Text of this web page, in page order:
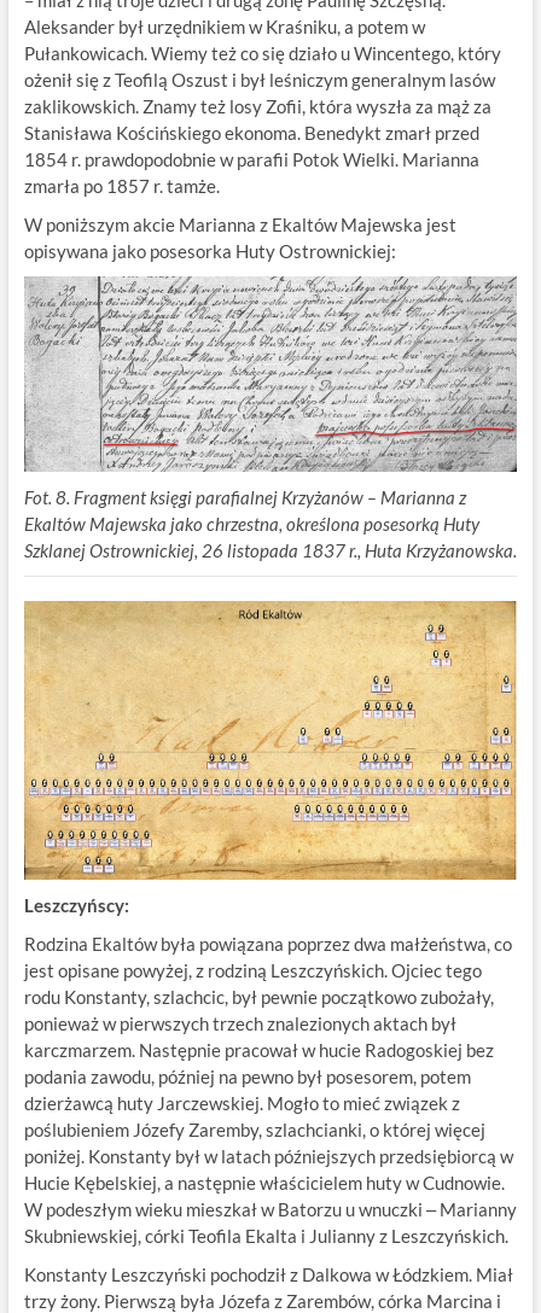
Aleksander był urzędnikiem w Kraśniku, a potem w
Pułankowicach. Wiemy też co się działo u Wincentego, który
ożenił się z Teofilą Oszust i był leśniczym generalnym lasów
zaklikowskich. Znamy też losy Zofii, która wyszła za mąż za
Stanisława Kościńskiego ekonoma. Benedykt zmarł przed
1854 r. prawdopodobnie w parafii Potok Wielki. Marianna
zmarła po 1857 r. tamże.
W poniższym akcie Marianna z Ekaltów Majewska jest
opisywana jako posesorka Huty Ostrownickiej:
Fot. 8. Fragment księgi parafialnej Krzyżanów – Marianna z
Ekaltów Majewska jako chrzestna, określona posesorką Huty
Szklanej Ostrownickiej, 26 listopada 1837 r., Huta Krzyżanowska.
Leszczyńscy:
Rodzina Ekaltów była powiązana poprzez dwa małżeństwa, co
jest opisane powyżej, z rodziną Leszczyńskich. Ojciec tego
rodu Konstanty, szlachcic, był pewnie początkowo zubożały,
ponieważ w pierwszych trzech znalezionych aktach był
karczmarzem. Następnie pracował w hucie Radogoskiej bez
podania zawodu, później na pewno był posesorem, potem
dzierżawcą huty Jarczewskiej. Mogło to mieć związek z
poślubieniem Józefy Zaremby, szlachcianki, o której więcej
poniżej. Konstanty był w latach późniejszych przedsiębiorcą w
Hucie Kębelskiej, a następnie właścicielem huty w Cudnowie.
W podeszłym wieku mieszkał w Batorzu u wnuczki ‒ Marianny
Skubniewskiej, córki Teofila Ekalta i Julianny z Leszczyńskich.
Konstanty Leszczyński pochodził z Dalkowa w Łódzkiem. Miał
trzy żony. Pierwszą była Józefa z Zarembów, córka Marcina i